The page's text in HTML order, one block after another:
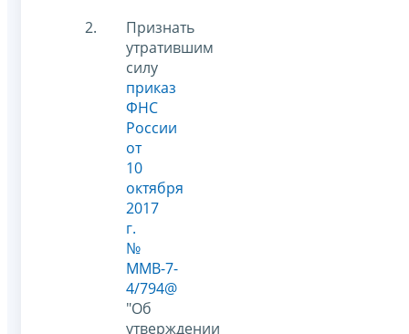
Признать
утратившим
силу
приказ
ФНС
России
от
10
октября
2017
г.
№
ММВ-7-
4/794@
"Об
утверждении